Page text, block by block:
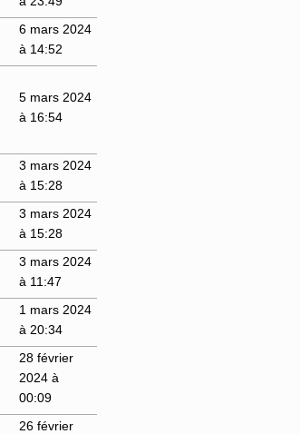
6 mars 2024
à 14:52
5 mars 2024
à 16:54
3 mars 2024
à 15:28
3 mars 2024
à 15:28
3 mars 2024
à 11:47
1 mars 2024
à 20:34
28 février
2024 à
00:09
26 février